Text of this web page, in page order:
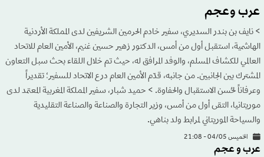
عرب وعجم
> نايف بن بندر السديري، سفير خادم الحرمين الشريفين لدى المملكة الأردنية
الهاشمية، استقبل أول من أمس، الدكتور زهير حسين غنيم، الأمين العام للاتحاد
العالمي للكشاف المسلم، والوفد المرافق له، حيث تم خلال اللقاء بحث سبل التعاون
المشترك بين الجانبين. من جانبه، قدّم الأمين العام درع الاتحاد للسفير؛ تقديراً
وعرفاناً لحُسن الاستقبال والحفاوة. > حميد شبار، سفير المملكة المغربية المعتمد لدى
موريتانيا، التقى أول من أمس، وزير التجارة والصناعة والصناعة التقليدية
والسياحة الموريتاني لمرابط ولد بناهي.
الخميس 04/05 - 21:08
عرب و عجم